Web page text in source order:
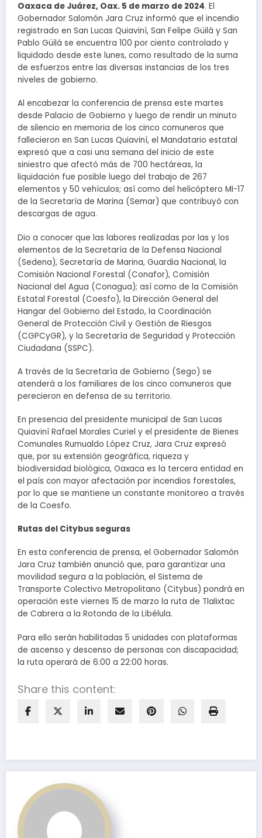
Oaxaca de Juárez, Oax. 5 de marzo de 2024. El
Gobernador Salomón Jara Cruz informó que el incendio
registrado en San Lucas Quiaviní, San Felipe Güilá y San
Pablo Güilá se encuentra 100 por ciento controlado y
liquidado desde este lunes, como resultado de la suma
de esfuerzos entre las diversas instancias de los tres
niveles de gobierno.
Al encabezar la conferencia de prensa este martes
desde Palacio de Gobierno y luego de rendir un minuto
de silencio en memoria de los cinco comuneros que
fallecieron en San Lucas Quiaviní, el Mandatario estatal
expresó que a casi una semana del inicio de este
siniestro que afectó más de 700 hectáreas, la
liquidación fue posible luego del trabajo de 267
elementos y 50 vehículos; así como del helicóptero MI-17
de la Secretaría de Marina (Semar) que contribuyó con
descargas de agua.
Dio a conocer que las labores realizadas por las y los
elementos de la Secretaría de la Defensa Nacional
(Sedena), Secretaría de Marina, Guardia Nacional, la
Comisión Nacional Forestal (Conafor), Comisión
Nacional del Agua (Conagua); así como de la Comisión
Estatal Forestal (Coesfo), la Dirección General del
Hangar del Gobierno del Estado, la Coordinación
General de Protección Civil y Gestión de Riesgos
(CGPCyGR), y la Secretaría de Seguridad y Protección
Ciudadana (SSPC).
A través de la Secretaría de Gobierno (Sego) se
atenderá a los familiares de los cinco comuneros que
perecieron en defensa de su territorio.
En presencia del presidente municipal de San Lucas
Quiaviní Rafael Morales Curiel y el presidente de Bienes
Comunales Rumualdo López Cruz, Jara Cruz expresó
que, por su extensión geográfica, riqueza y
biodiversidad biológica, Oaxaca es la tercera entidad en
el país con mayor afectación por incendios forestales,
por lo que se mantiene un constante monitoreo a través
de la Coesfo.
Rutas del Citybus seguras
En esta conferencia de prensa, el Gobernador Salomón
Jara Cruz también anunció que, para garantizar una
movilidad segura a la población, el Sistema de
Transporte Colectivo Metropolitano (Citybus) pondrá en
operación este viernes 15 de marzo la ruta de Tlalixtac
de Cabrera a la Rotonda de la Libélula.
Para ello serán habilitadas 5 unidades con plataformas
de ascenso y descenso de personas con discapacidad;
la ruta operará de 6:00 a 22:00 horas.
Share this content: